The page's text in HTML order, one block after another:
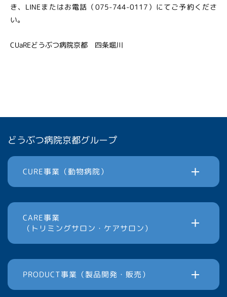
き、LINEまたはお電話（075-744-0117）にてご予約くださ
い。
CUaREどうぶつ病院京都 四条堀川
どうぶつ病院京都グループ
CURE事業（動物病院）
CARE事業
（トリミングサロン・ケアサロン）
PRODUCT事業（製品開発・販売）